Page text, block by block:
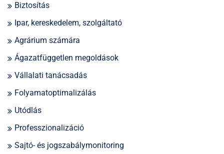
Biztosítás
Ipar, kereskedelem, szolgáltató
Agrárium számára
Ágazatfüggetlen megoldások
Vállalati tanácsadás
Folyamatoptimalizálás
Utódlás
Professzionalizáció
Sajtó- és jogszabálymonitoring